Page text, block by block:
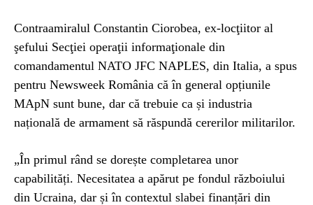
Contraamiralul Constantin Ciorobea, ex-locţiitor al
şefului Secţiei operaţii informaţionale din
comandamentul NATO JFC NAPLES, din Italia, a spus
pentru Newsweek România că în general opțiunile
MApN sunt bune, dar că trebuie ca și industria
națională de armament să răspundă cererilor militarilor.
„În primul rând se dorește completarea unor
capabilități. Necesitatea a apărut pe fondul războiului
din Ucraina, dar și în contextul slabei finanțări din